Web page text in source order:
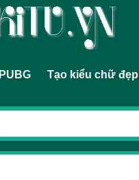
PUBG Tạo kiểu chữ đẹp